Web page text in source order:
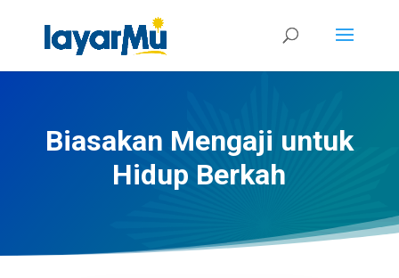
Biasakan Mengaji untuk
Hidup Berkah